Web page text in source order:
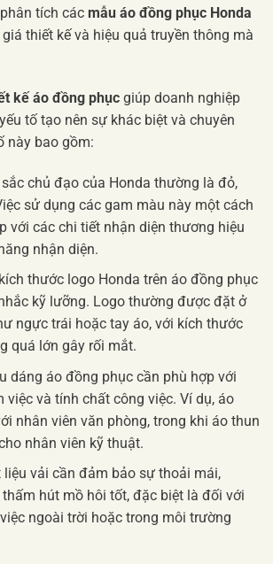
tích các mẫu áo đồng phục Honda
giá thiết kế và hiệu quả truyền thông mà
kế áo đồng phục giúp doanh nghiệp
tố tạo nên sự khác biệt và chuyên
này bao gồm:
chủ đạo của Honda thường là đỏ,
sử dụng các gam màu này một cách
với các chi tiết nhận diện thương hiệu
nhận diện.
thước logo Honda trên áo đồng phục
kỹ lưỡng. Logo thường được đặt ở
ngực trái hoặc tay áo, với kích thước
quá lớn gây rối mắt.
dáng áo đồng phục cần phù hợp với
việc và tính chất công việc. Ví dụ, áo
nhân viên văn phòng, trong khi áo thun
nhân viên kỹ thuật.
liệu vải cần đảm bảo sự thoải mái,
hút mồ hôi tốt, đặc biệt là đối với
ngoài trời hoặc trong môi trường